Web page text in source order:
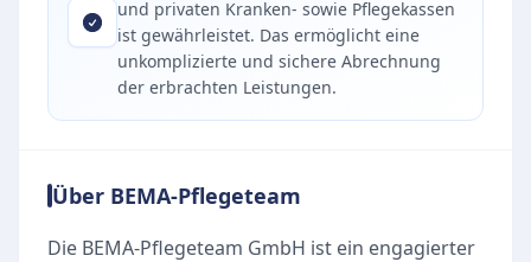
und privaten Kranken- sowie Pflegekassen
ist gewährleistet. Das ermöglicht eine
unkomplizierte und sichere Abrechnung
der erbrachten Leistungen.
Über BEMA-Pflegeteam
Die BEMA-Pflegeteam GmbH ist ein engagierter